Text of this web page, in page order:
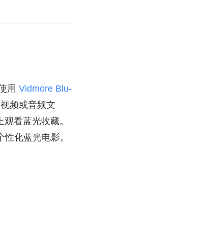
用 Vidmore Blu-
频或音频文
看蓝光收藏。
化蓝光电影。